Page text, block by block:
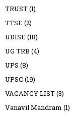
TRUST(1)
TTSE (2)
UDISE (18)
UG TRB (4)
UPS (8)
UPSC (19)
VACANCY LIST(3)
Vanavil Mandram (1)